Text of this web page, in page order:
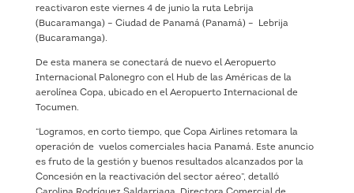
reactivaron este viernes 4 de junio la ruta Lebrija
(Bucaramanga) – Ciudad de Panamá (Panamá) – Lebrija
(Bucaramanga).
De esta manera se conectará de nuevo el Aeropuerto
Internacional Palonegro con el Hub de las Américas de la
aerolínea Copa, ubicado en el Aeropuerto Internacional de
Tocumen.
“Logramos, en corto tiempo, que Copa Airlines retomara la
operación de vuelos comerciales hacia Panamá. Este anuncio
es fruto de la gestión y buenos resultados alcanzados por la
Concesión en la reactivación del sector aéreo”, detalló